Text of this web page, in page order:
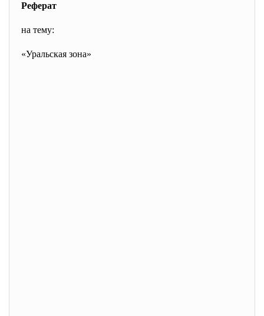
Реферат
на тему:
«Уральская зона»